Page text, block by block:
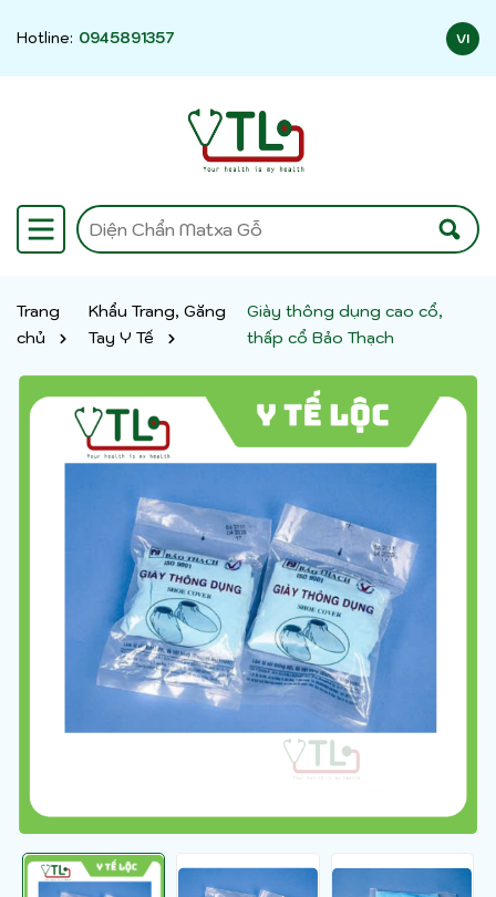
Hotline: 0945891357 VI
Trang
chủ
Khẩu Trang, Găng
Tay Y Tế
Giày thông dụng cao cổ,
thấp cổ Bảo Thạch